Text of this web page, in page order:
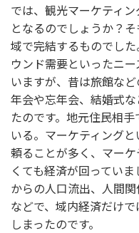
では、観光マーケティ
となるのでしょうか？
域で完結するものでし
ウンド需要といったニ
いますが、昔は旅館な
年会や忘年会、結婚式
たのです。地元住民相
いる。マーケティング
頼ることが多く、マー
くても経済が回ってい
からの人口流出、人間
などで、域内経済だけ
しまったのです。